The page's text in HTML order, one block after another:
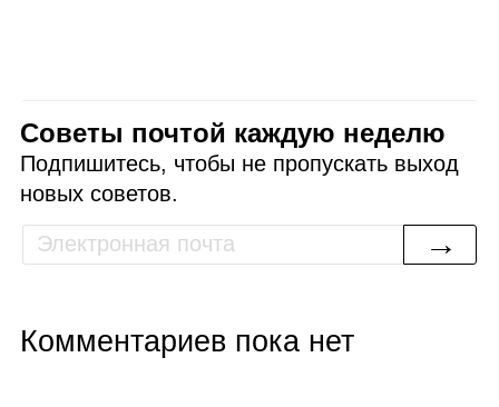
Советы почтой каждую неделю
Подпишитесь, чтобы не пропускать выход
новых советов.
→
Комментариев пока нет